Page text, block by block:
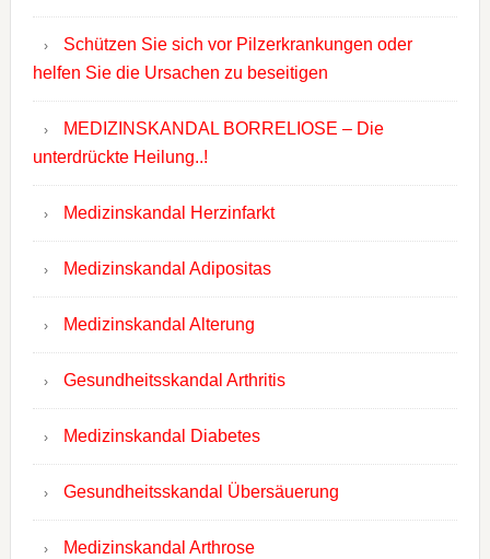
Schützen Sie sich vor Pilzerkrankungen oder
helfen Sie die Ursachen zu beseitigen
MEDIZINSKANDAL BORRELIOSE – Die
unterdrückte Heilung..!
Medizinskandal Herzinfarkt
Medizinskandal Adipositas
Medizinskandal Alterung
Gesundheitsskandal Arthritis
Medizinskandal Diabetes
Gesundheitsskandal Übersäuerung
Medizinskandal Arthrose